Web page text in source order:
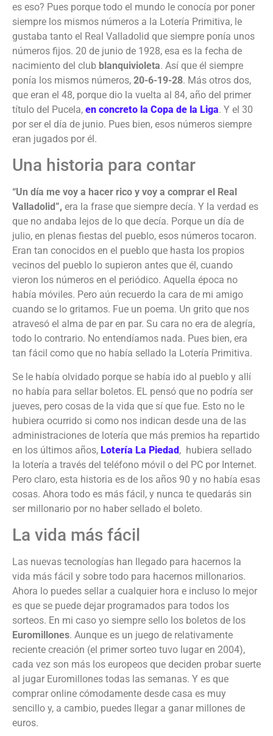
es eso? Pues porque todo el mundo le conocía por poner
siempre los mismos números a la Lotería Primitiva, le
gustaba tanto el Real Valladolid que siempre ponía unos
números fijos. 20 de junio de 1928, esa es la fecha de
nacimiento del club blanquivioleta. Así que él siempre
ponía los mismos números, 20-6-19-28. Más otros dos,
que eran el 48, porque dio la vuelta al 84, año del primer
título del Pucela, en concreto la Copa de la Liga. Y el 30
por ser el día de junio. Pues bien, esos números siempre
eran jugados por él.
Una historia para contar
“Un día me voy a hacer rico y voy a comprar el Real
Valladolid”, era la frase que siempre decía. Y la verdad es
que no andaba lejos de lo que decía. Porque un día de
julio, en plenas fiestas del pueblo, esos números tocaron.
Eran tan conocidos en el pueblo que hasta los propios
vecinos del pueblo lo supieron antes que él, cuando
vieron los números en el periódico. Aquella época no
había móviles. Pero aún recuerdo la cara de mi amigo
cuando se lo gritamos. Fue un poema. Un grito que nos
atravesó el alma de par en par. Su cara no era de alegría,
todo lo contrario. No entendíamos nada. Pues bien, era
tan fácil como que no había sellado la Lotería Primitiva.
Se le había olvidado porque se había ido al pueblo y allí
no había para sellar boletos. EL pensó que no podría ser
jueves, pero cosas de la vida que sí que fue. Esto no le
hubiera ocurrido si como nos indican desde una de las
administraciones de lotería que más premios ha repartido
en los últimos años, Lotería La Piedad, hubiera sellado
la lotería a través del teléfono móvil o del PC por Internet.
Pero claro, esta historia es de los años 90 y no había esas
cosas. Ahora todo es más fácil, y nunca te quedarás sin
ser millonario por no haber sellado el boleto.
La vida más fácil
Las nuevas tecnologías han llegado para hacernos la
vida más fácil y sobre todo para hacernos millonarios.
Ahora lo puedes sellar a cualquier hora e incluso lo mejor
es que se puede dejar programados para todos los
sorteos. En mi caso yo siempre sello los boletos de los
Euromillones. Aunque es un juego de relativamente
reciente creación (el primer sorteo tuvo lugar en 2004),
cada vez son más los europeos que deciden probar suerte
al jugar Euromillones todas las semanas. Y es que
comprar online cómodamente desde casa es muy
sencillo y, a cambio, puedes llegar a ganar millones de
euros.